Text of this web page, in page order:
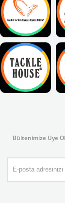
Bültenimize Üye